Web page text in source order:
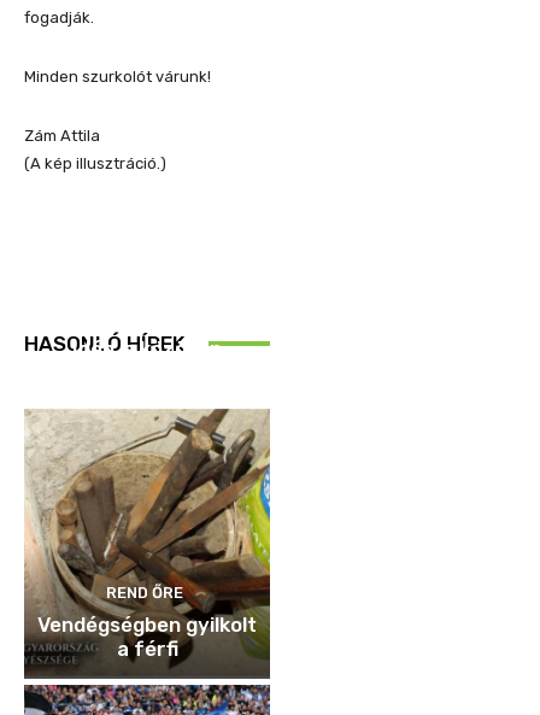
fogadják.
Minden szurkolót várunk!
Zám Attila
(A kép illusztráció.)
HASONLÓ HÍREK
Idén is közösen
REND ŐRE
Vendégségben gyilkolt
a férfi